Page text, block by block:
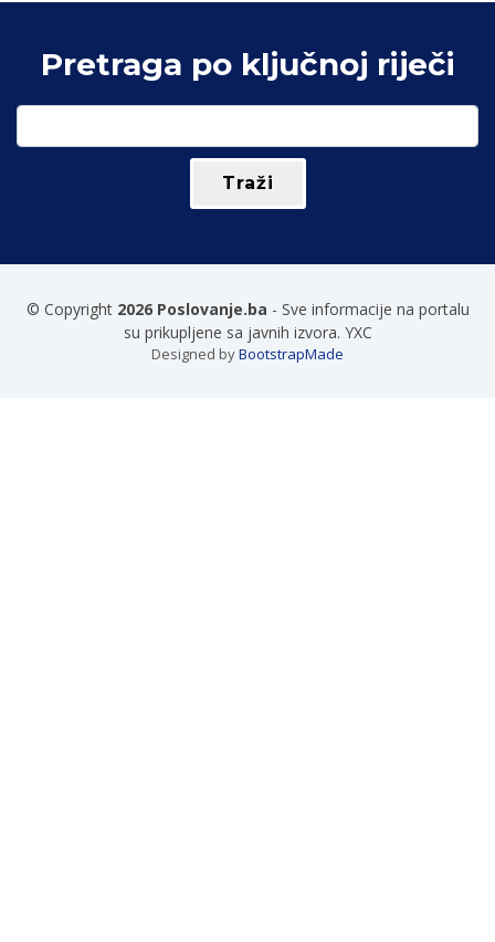
Pretraga po ključnoj riječi
© Copyright 2026 Poslovanje.ba - Sve informacije na portalu
su prikupljene sa javnih izvora. YXC
Designed byBootstrapMade